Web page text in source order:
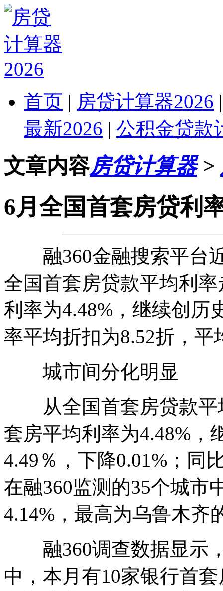
首页 | 房贷计算器2026
最新2026 | 公积金贷款
文章内容房贷计算器>
6月全国首套房贷利
融360金融搜索平台近
全国首套房贷款平均利
利率为4.48%，继续创历
率平均折扣为8.52折，平
城市间分化明显
从全国首套房贷款平
套房平均利率为4.48%，
4.49％，下降0.01%；同
在融360监测的35个城市
4.14%，最高为乌鲁木齐
融360调查数据显示，
中，本月有10家银行首